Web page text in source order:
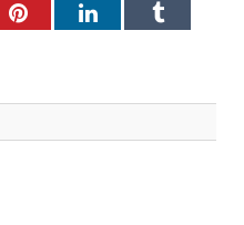
PinterestLinkedInTumblr